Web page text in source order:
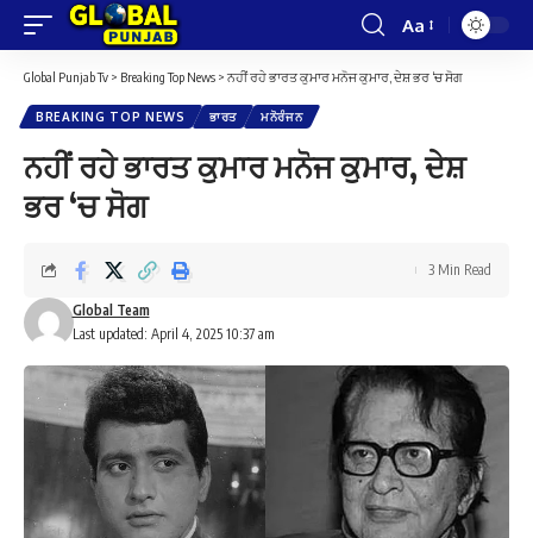
Font
Resizer
Aa
Global Punjab Tv > Breaking Top News > ਨਹੀਂ ਰਹੇ ਭਾਰਤ ਕੁਮਾਰ ਮਨੋਜ ਕੁਮਾਰ, ਦੇਸ਼ ਭਰ ‘ਚ ਸੋਗ
BREAKING TOP NEWS ਭਾਰਤ ਮਨੋਰੰਜਨ
ਨਹੀਂ ਰਹੇ ਭਾਰਤ ਕੁਮਾਰ ਮਨੋਜ ਕੁਮਾਰ, ਦੇਸ਼
ਭਰ ‘ਚ ਸੋਗ
Last updated: April 4, 2025 10:37 am
Global Team
3 Min Read